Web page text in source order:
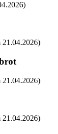
21.04.2026)
21.04.2026)
21.04.2026)